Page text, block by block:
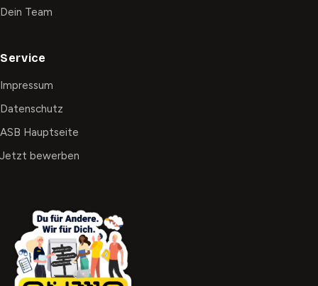
Dein Team
Service
Impressum
Datenschutz
ASB Hauptseite
Jetzt bewerben